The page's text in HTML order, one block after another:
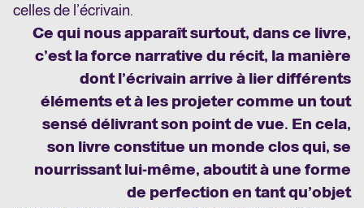
celles de l’écrivain.
Ce qui nous apparaît surtout, dans ce livre,
c’est la force narrative du récit, la manière
dont l’écrivain arrive à lier différents
éléments et à les projeter comme un tout
sensé délivrant son point de vue. En cela,
son livre constitue un monde clos qui, se
nourrissant lui-même, aboutit à une forme
de perfection en tant qu’objet